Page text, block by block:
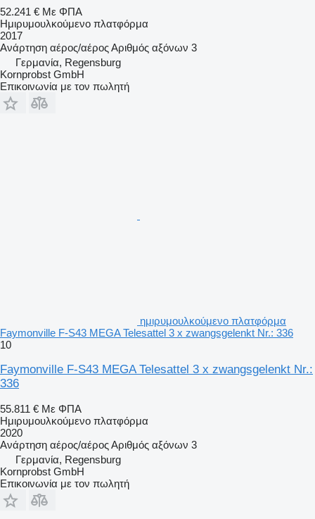
52.241 € Με ΦΠΑ
Ημιρυμουλκούμενο πλατφόρμα
2017
Ανάρτηση αέρος/αέροςΑριθμός αξόνων 3
Γερμανία, Regensburg
Kornprobst GmbH
Επικοινωνία με τον πωλητή
ημιρυμουλκούμενο πλατφόρμα
Faymonville F-S43 MEGA Telesattel 3 x zwangsgelenkt Nr.: 336
10
Faymonville F-S43 MEGA Telesattel 3 x zwangsgelenkt Nr.:
336
55.811 € Με ΦΠΑ
Ημιρυμουλκούμενο πλατφόρμα
2020
Ανάρτηση αέρος/αέροςΑριθμός αξόνων 3
Γερμανία, Regensburg
Kornprobst GmbH
Επικοινωνία με τον πωλητή